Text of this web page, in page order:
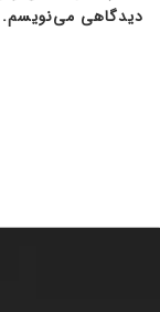
دیدگاهی می‌نویسم.